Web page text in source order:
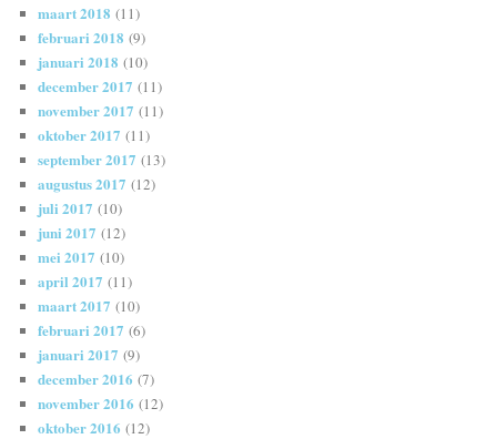
maart 2018 (11)
februari 2018 (9)
januari 2018 (10)
december 2017 (11)
november 2017 (11)
oktober 2017 (11)
september 2017 (13)
augustus 2017 (12)
juli 2017 (10)
juni 2017 (12)
mei 2017 (10)
april 2017 (11)
maart 2017 (10)
februari 2017 (6)
januari 2017 (9)
december 2016 (7)
november 2016 (12)
oktober 2016 (12)